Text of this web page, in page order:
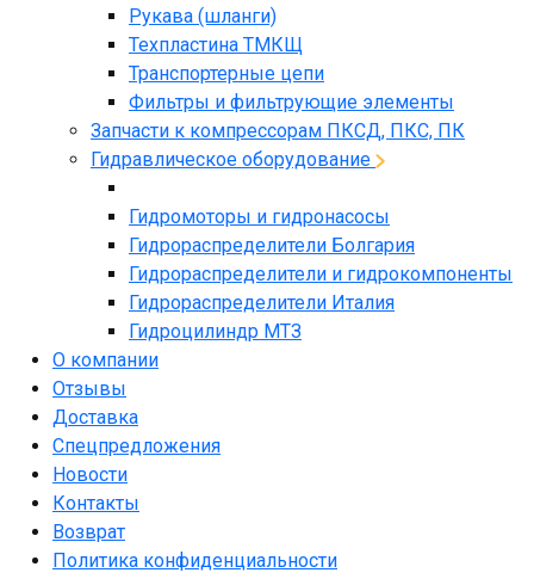
Рукава (шланги)
Техпластина ТМКЩ
Транспортерные цепи
Фильтры и фильтрующие элементы
Запчасти к компрессорам ПКСД, ПКС, ПК
Гидравлическое оборудование
Гидромоторы и гидронасосы
Гидрораспределители Болгария
Гидрораспределители и гидрокомпоненты
Гидрораспределители Италия
Гидроцилиндр МТЗ
О компании
Отзывы
Доставка
Спецпредложения
Новости
Контакты
Возврат
Политика конфиденциальности